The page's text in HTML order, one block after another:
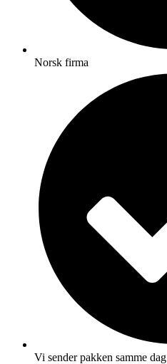
Norsk firma
Vi sender pakken samme dag